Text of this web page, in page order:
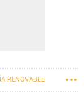
RENOVABLE